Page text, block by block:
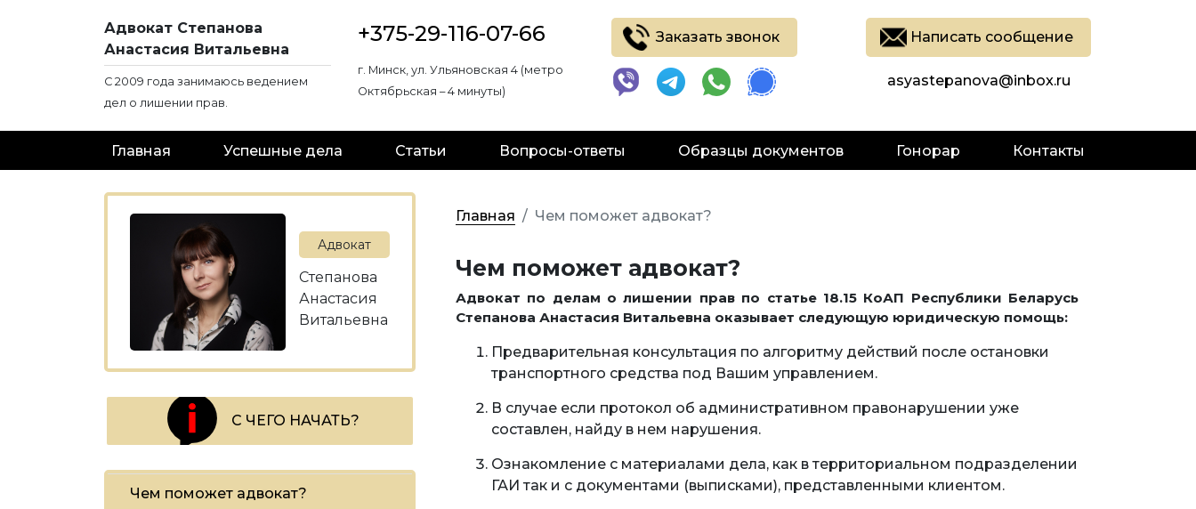
Адвокат Степанова
Анастасия Витальевна
C 2009 года занимаюсь ведением
дел о лишении прав.
+375-29-116-07-66
г. Минск, ул. Ульяновская 4 (метро
Октябрьская – 4 минуты)
Заказать звонок Написать сообщение
asyastepanova@inbox.ru
Главная Успешные дела Статьи Вопросы-ответы Образцы документов Гонорар Контакты
Адвокат
Степанова
Анастасия
Витальевна
С ЧЕГО НАЧАТЬ?
Чем поможет адвокат?
Главная Чем поможет адвокат?
Чем поможет адвокат?
Адвокат по делам о лишении прав по статье 18.15 КоАП Республики Беларусь
Степанова Анастасия Витальевна оказывает следующую юридическую помощь:
Предварительная консультация по алгоритму действий после остановки
транспортного средства под Вашим управлением.
В случае если протокол об административном правонарушении уже
составлен, найду в нем нарушения.
Ознакомление с материалами дела, как в территориальном подразделении
ГАИ так и с документами (выписками), представленными клиентом.